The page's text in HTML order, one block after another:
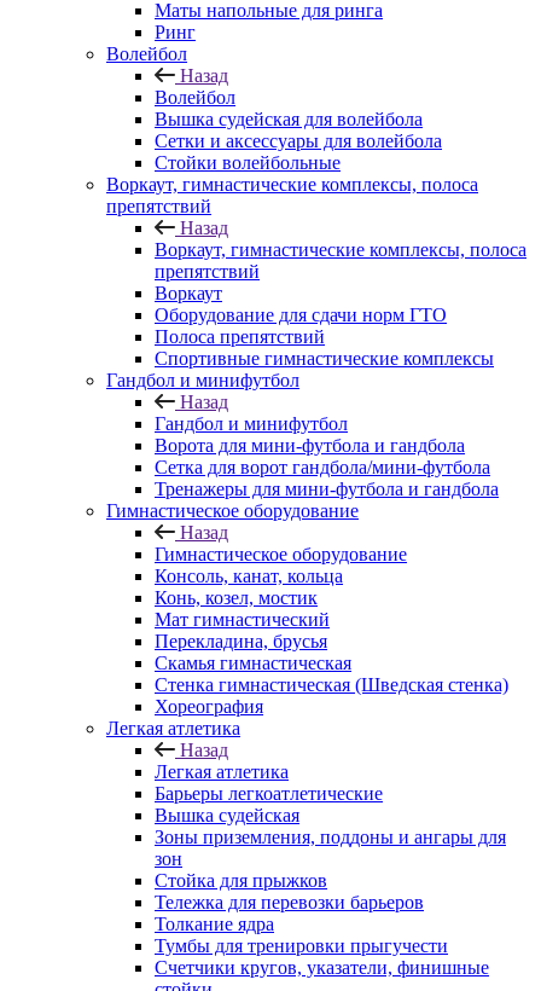
Маты напольные для ринга
Ринг
Волейбол
Назад
Волейбол
Вышка судейская для волейбола
Сетки и аксессуары для волейбола
Стойки волейбольные
Воркаут, гимнастические комплексы, полоса
препятствий
Назад
Воркаут, гимнастические комплексы, полоса
препятствий
Воркаут
Оборудование для сдачи норм ГТО
Полоса препятствий
Спортивные гимнастические комплексы
Гандбол и минифутбол
Назад
Гандбол и минифутбол
Ворота для мини-футбола и гандбола
Сетка для ворот гандбола/мини-футбола
Тренажеры для мини-футбола и гандбола
Гимнастическое оборудование
Назад
Гимнастическое оборудование
Консоль, канат, кольца
Конь, козел, мостик
Мат гимнастический
Перекладина, брусья
Скамья гимнастическая
Стенка гимнастическая (Шведская стенка)
Хореография
Легкая атлетика
Назад
Легкая атлетика
Барьеры легкоатлетические
Вышка судейская
Зоны приземления, поддоны и ангары для
зон
Стойка для прыжков
Тележка для перевозки барьеров
Толкание ядра
Тумбы для тренировки прыгучести
Счетчики кругов, указатели, финишные